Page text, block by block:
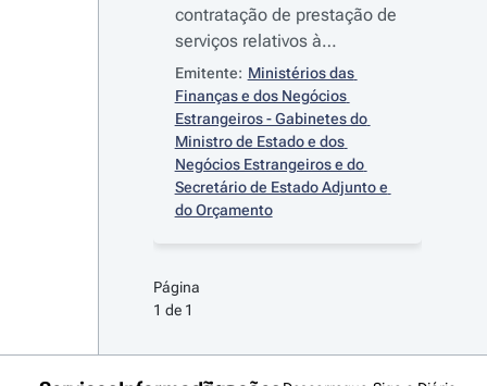
contratação de prestação de
serviços relativos à
assistência na doença
Emitente: Ministérios das
Finanças e dos Negócios
Estrangeiros - Gabinetes do
Ministro de Estado e dos
Negócios Estrangeiros e do
Secretário de Estado Adjunto e
do Orçamento
Página
1 de 1